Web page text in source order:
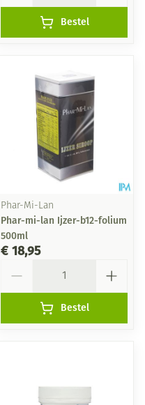
Bestel
Phar-Mi-Lan
Phar-mi-lan Ijzer-b12-folium
500ml
€ 18,95
Bestel